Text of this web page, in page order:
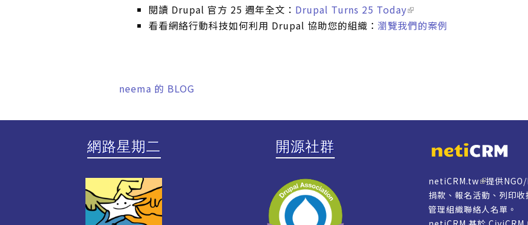
閱讀 Drupal 官方 25 週年全文： Drupal Turns 25 Today
看看網絡行動科技如何利用 Drupal 協助您的組織： 瀏覽我們的案例
neema 的 BLOG
網路星期二 開源社群
netiCRM.tw
提供
捐款、報名活動、列印
管理組織聯絡人名單。